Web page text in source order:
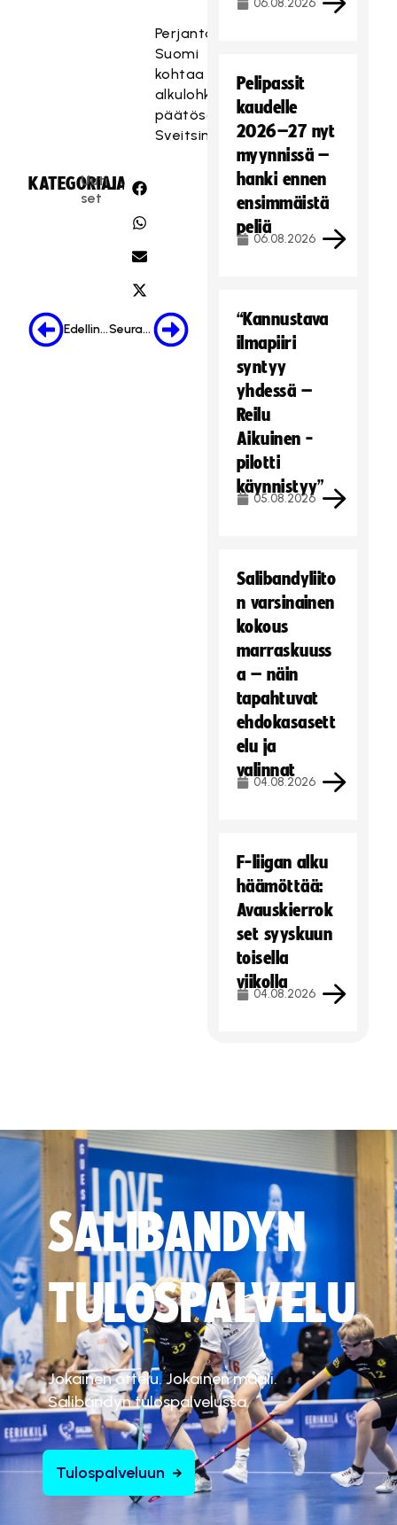
Perjantaina
Suomi
kohtaa
alkulohkon
päätösottelussaan
Sveitsin.
KATEGORIA:
Uuti
set
JAA:
Edellinen Seuraava
06.08.2026
Pelipassit
kaudelle
2026–27 nyt
myynnissä –
hanki ennen
ensimmäistä
peliä
06.08.2026
“Kannustava
ilmapiiri
syntyy
yhdessä –
Reilu
Aikuinen -
pilotti
käynnistyy”
05.08.2026
Salibandyliito
n varsinainen
kokous
marraskuuss
a – näin
tapahtuvat
ehdokasasett
elu ja
valinnat
04.08.2026
F-liigan alku
häämöttää:
Avauskierrok
set syyskuun
toisella
viikolla
04.08.2026
SALIBANDYN
TULOSPALVELU
Jokainen ottelu. Jokainen maali.
Salibandyn tulospalvelussa.
Tulospalveluun